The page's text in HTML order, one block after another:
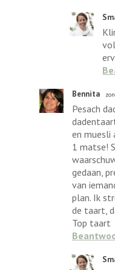
Bennita
Pesach
en muesli
1 matse!
gedaan,
van
plan. Ik
de taart,
Top taart